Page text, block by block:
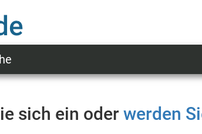
sich ein oder werden